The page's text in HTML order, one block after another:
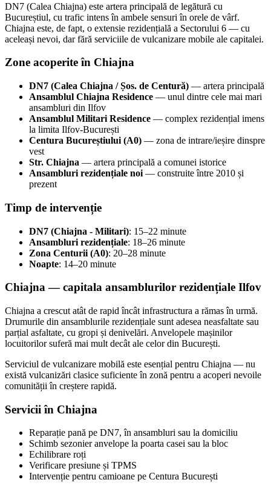
DN7 (Calea Chiajna) este artera principală de legătură cu
Bucureștiul, cu trafic intens în ambele sensuri în orele de vârf.
Chiajna este, de fapt, o extensie rezidențială a Sectorului 6 — cu
aceleași nevoi, dar fără serviciile de vulcanizare mobile ale capitalei.
Zone acoperite în Chiajna
DN7 (Calea Chiajna / Șos. de Centură) — artera principală
Ansamblul Chiajna Residence — unul dintre cele mai mari
ansambluri din Ilfov
Ansamblul Militari Residence — complex rezidențial imens
la limita Ilfov-București
Centura Bucureștiului (A0) — zona de intrare/ieșire dinspre
vest
Str. Chiajna — artera principală a comunei istorice
Ansambluri rezidențiale noi — construite între 2010 și
prezent
Timp de intervenție
DN7 (Chiajna - Militari): 15–22 minute
Ansambluri rezidențiale: 18–26 minute
Zona Centurii (A0): 20–28 minute
Noapte: 14–20 minute
Chiajna — capitala ansamblurilor rezidențiale Ilfov
Chiajna a crescut atât de rapid încât infrastructura a rămas în urmă.
Drumurile din ansamblurile rezidențiale sunt adesea neasfaltate sau
parțial asfaltate, cu gropi și denivelări. Anvelopele mașinilor
locuitorilor suferă mai mult decât ale celor din București.
Serviciul de vulcanizare mobilă este esențial pentru Chiajna — nu
există vulcanizări clasice suficiente în zonă pentru a acoperi nevoile
comunității în creștere rapidă.
Servicii în Chiajna
Reparație pană pe DN7, în ansambluri sau la domiciliu
Schimb sezonier anvelope la poarta casei sau la bloc
Echilibrare roți
Verificare presiune și TPMS
Intervenție pentru camioane pe Centura București